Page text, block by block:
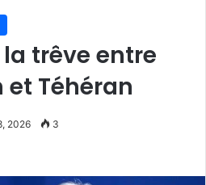
la trêve entre
Téhéran
2026 3